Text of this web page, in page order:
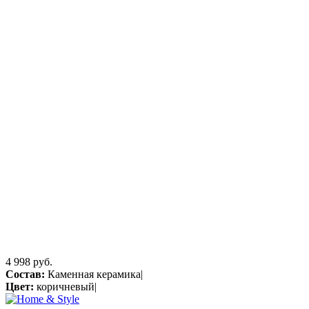
4 998 руб.
Состав: Каменная керамика|
Цвет: коричневый|